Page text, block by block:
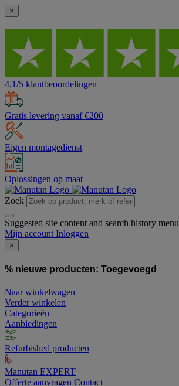
×
4,1/5 klantbeoordelingen
Gratis levering vanaf €200
Eigen montagedienst
Oplossingen op maat
Zoek
Suggested site content and search history menu
Mijn account Inloggen
×
% nieuwe producten: Toegevoegd
Naar winkelwagen
Verder winkelen
Categorieën
Aanbiedingen
Refurbished producten
Manutan EXPERT
Offerte aanvragen Contact